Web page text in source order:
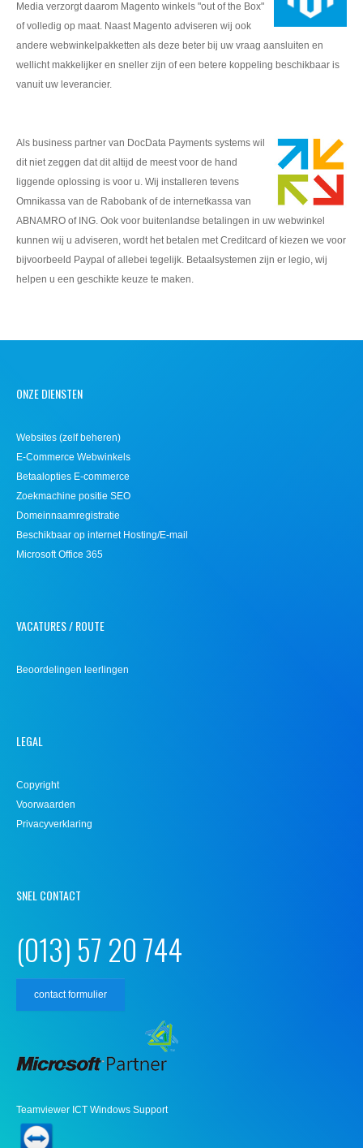
Media verzorgt daarom Magento winkels "out of the Box"
of volledig op maat. Naast Magento adviseren wij ook
andere webwinkelpakketten als deze beter bij uw vraag aansluiten en
wellicht makkelijker en sneller zijn of een betere koppeling beschikbaar is
vanuit uw leverancier.
Als business partner van DocData Payments systems wil
dit niet zeggen dat dit altijd de meest voor de hand
liggende oplossing is voor u. Wij installeren tevens
Omnikassa van de Rabobank of de internetkassa van
ABNAMRO of ING. Ook voor buitenlandse betalingen in uw webwinkel
kunnen wij u adviseren, wordt het betalen met Creditcard of kiezen we voor
bijvoorbeeld Paypal of allebei tegelijk. Betaalsystemen zijn er legio, wij
helpen u een geschikte keuze te maken.
ONZE DIENSTEN
Websites (zelf beheren)
E-Commerce Webwinkels
Betaalopties E-commerce
Zoekmachine positie SEO
Domeinnaamregistratie
Beschikbaar op internet Hosting/E-mail
Microsoft Office 365
VACATURES / ROUTE
Beoordelingen leerlingen
LEGAL
Copyright
Voorwaarden
Privacyverklaring
SNEL CONTACT
(013) 57 20 744
contact formulier
Teamviewer ICT Windows Support